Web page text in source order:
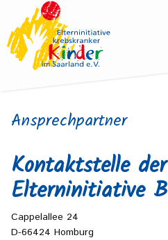
Ansprechpartner
Kontaktstelle der
Elterninitiative
Cappelallee 24
D-66424 Homburg